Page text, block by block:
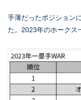
手薄だったポジション
た。2023年のホークス